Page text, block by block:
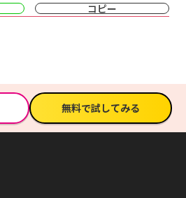
コピー
無料で試してみる